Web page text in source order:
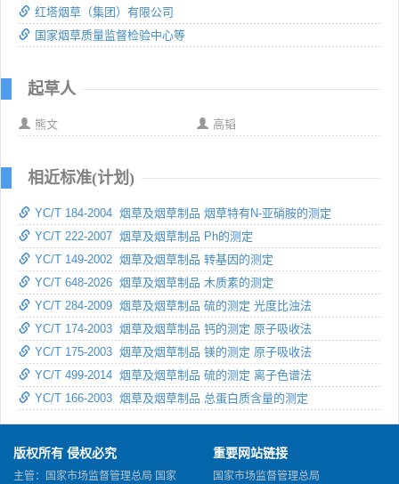
红塔烟草（集团）有限公司
国家烟草质量监督检验中心等
起草人
熊文 高韬
相近标准(计划)
YC/T 184-2004 烟草及烟草制品 烟草特有N-亚硝胺的测定
YC/T 222-2007 烟草及烟草制品 Ph的测定
YC/T 149-2002 烟草及烟草制品 转基因的测定
YC/T 648-2026 烟草及烟草制品 木质素的测定
YC/T 284-2009 烟草及烟草制品 硫的测定 光度比浊法
YC/T 174-2003 烟草及烟草制品 钙的测定 原子吸收法
YC/T 175-2003 烟草及烟草制品 镁的测定 原子吸收法
YC/T 499-2014 烟草及烟草制品 硫的测定 离子色谱法
YC/T 166-2003 烟草及烟草制品 总蛋白质含量的测定
版权所有 侵权必究
主管：国家市场监督管理总局 国家
重要网站链接
国家市场监督管理总局